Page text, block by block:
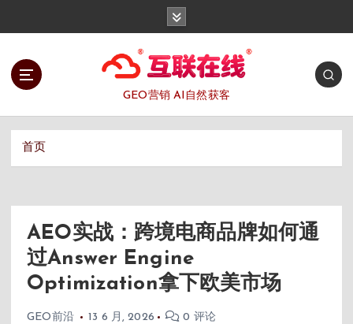
GEO营销 AI自然获客
首页
AEO实战：跨境电商品牌如何通
过Answer Engine
Optimization拿下欧美市场
GEO前沿 13 6 月, 2026 0 评论